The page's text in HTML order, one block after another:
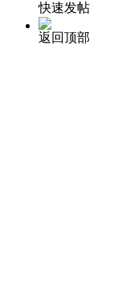
快速发帖
返回顶部